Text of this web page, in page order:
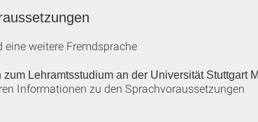
eine weitere Fremdsprache
zum Lehramtsstudium an der Universität Stuttgart
Informationen zu den Sprachvoraussetzungen